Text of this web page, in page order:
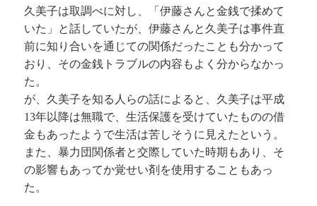
久美子は取調べに対し、「伊藤さんと金銭で揉めて
いた」と話していたが、伊藤さんと久美子は事件直
前に知り合いを通じての関係だったことも分かって
おり、その金銭トラブルの内容もよく分からなかっ
た。
が、久美子を知る人らの話によると、久美子は平成
13年以降は無職で、生活保護を受けていたものの借
金もあったようで生活は苦しそうに見えたという。
また、暴力団関係者と交際していた時期もあり、そ
の影響もあってか覚せい剤を使用することもあっ
た。